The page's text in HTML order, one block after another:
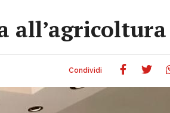
all’agricoltura